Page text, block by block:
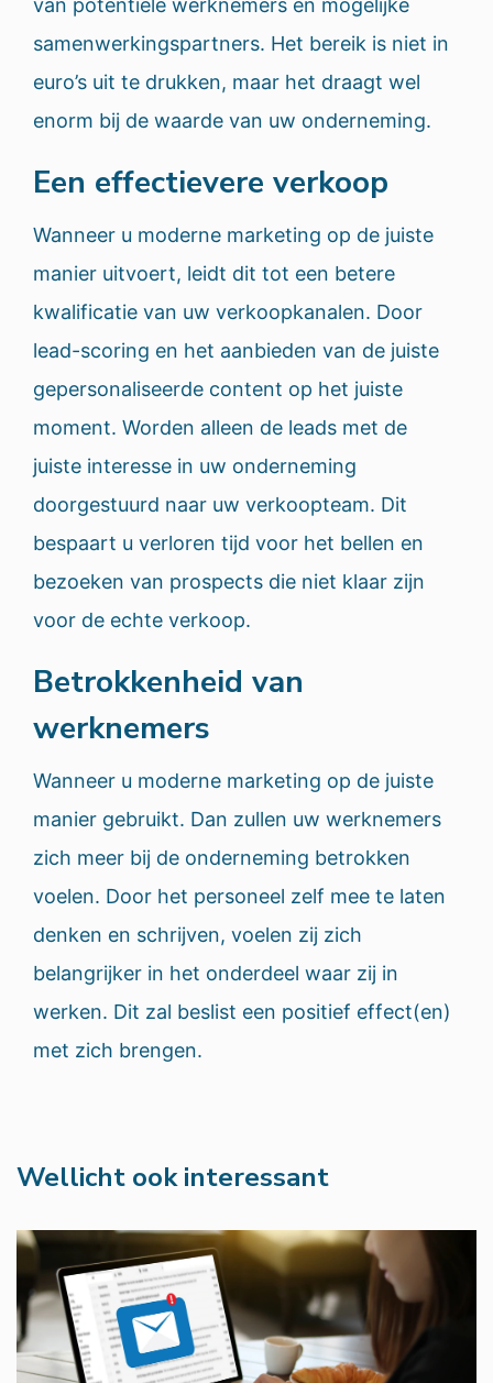
van potentiële werknemers en mogelijke
samenwerkingspartners. Het bereik is niet in
euro’s uit te drukken, maar het draagt wel
enorm bij de waarde van uw onderneming.
Een effectievere verkoop
Wanneer u moderne marketing op de juiste
manier uitvoert, leidt dit tot een betere
kwalificatie van uw verkoopkanalen. Door
lead-scoring en het aanbieden van de juiste
gepersonaliseerde content op het juiste
moment. Worden alleen de leads met de
juiste interesse in uw onderneming
doorgestuurd naar uw verkoopteam. Dit
bespaart u verloren tijd voor het bellen en
bezoeken van prospects die niet klaar zijn
voor de echte verkoop.
Betrokkenheid van
werknemers
Wanneer u moderne marketing op de juiste
manier gebruikt. Dan zullen uw werknemers
zich meer bij de onderneming betrokken
voelen. Door het personeel zelf mee te laten
denken en schrijven, voelen zij zich
belangrijker in het onderdeel waar zij in
werken. Dit zal beslist een positief effect(en)
met zich brengen.
Wellicht ook interessant